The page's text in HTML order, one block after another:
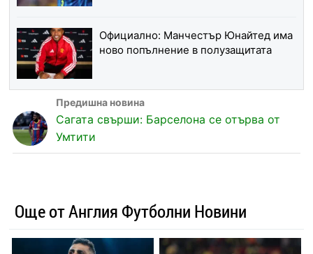
Официално: Манчестър Юнайтед има
ново попълнение в полузащитата
Сагата свърши: Барселона се отърва от
Умтити
Още от Англия Футболни Новини